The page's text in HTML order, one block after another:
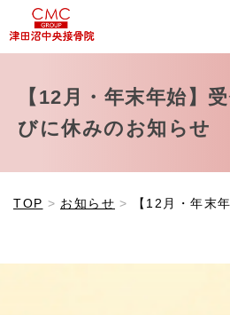
【12月・年末年始】
びに休みのお知らせ
TOP お知らせ 【12月・年末